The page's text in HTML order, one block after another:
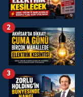
2
3